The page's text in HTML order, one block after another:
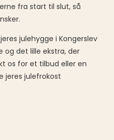
fra start til slut, så
julehygge i Kongerslev
og det lille ekstra, der
os for et tilbud eller en
jeres julefrokost